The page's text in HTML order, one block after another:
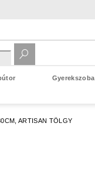
Gyerekszoba
ARTISAN TÖLGY